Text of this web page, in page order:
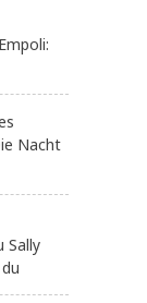
Nacht
Sally